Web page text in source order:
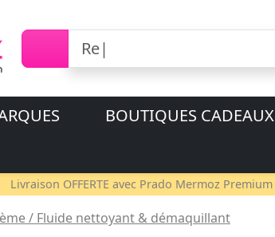
BOUTIQUES CADEAUX
Livraison OFFERTE avec Prado Mermoz Premium
/ Fluide nettoyant & démaquillant